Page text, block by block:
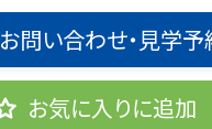
お問い合わせ・見学予
お気に入りに追加